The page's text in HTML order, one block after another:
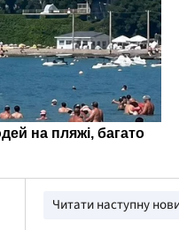
Читати наступну